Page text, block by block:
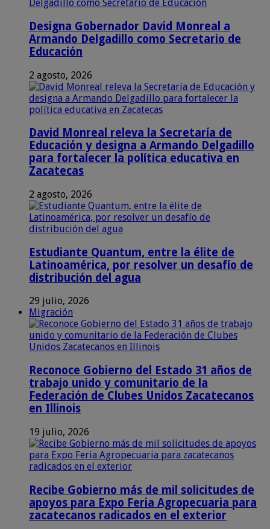
Designa Gobernador David Monreal a
Armando Delgadillo como Secretario de
Educación
2 agosto, 2026
David Monreal releva la Secretaría de
Educación y designa a Armando Delgadillo
para fortalecer la política educativa en
Zacatecas
2 agosto, 2026
Estudiante Quantum, entre la élite de
Latinoamérica, por resolver un desafío de
distribución del agua
29 julio, 2026
Migración
Reconoce Gobierno del Estado 31 años de
trabajo unido y comunitario de la
Federación de Clubes Unidos Zacatecanos
en Illinois
19 julio, 2026
Recibe Gobierno más de mil solicitudes de
apoyos para Expo Feria Agropecuaria para
zacatecanos radicados en el exterior